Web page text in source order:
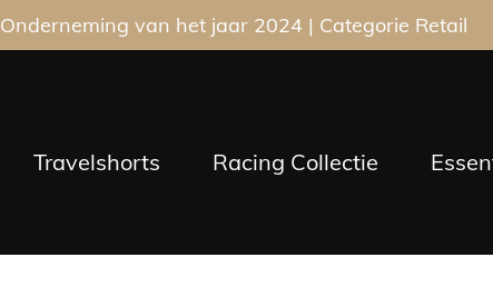
Onderneming van het jaar 2024 | Categorie Retail
Travelshorts Racing Collectie